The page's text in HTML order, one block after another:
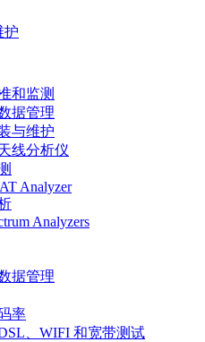
护
和监测
据管理
与维护
线分析仪
Analyzer
Analyzers
据管理
率
、WIFI 和宽带测试